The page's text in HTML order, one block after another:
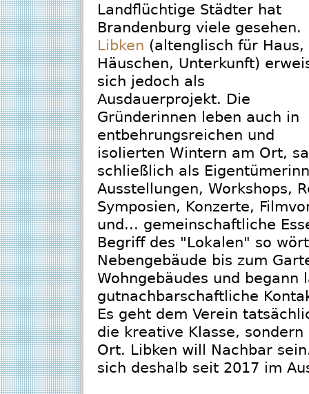
Landflüchtige Städter hat
Brandenburg viele gesehen.
Libken (altenglisch für Haus,
Häuschen, Unterkunft)
sich jedoch als
Ausdauerprojekt. Die
Gründerinnen leben auch in
entbehrungsreichen und
isolierten Wintern am Ort,
schließlich als
Ausstellungen, Workshops,
Symposien, Konzerte,
und... gemeinschaftliche
Begriff des "Lokalen" so
Nebengebäude bis zum
Wohngebäudes und
gutnachbarschaftliche
Es geht dem Verein
die kreative Klasse,
Ort. Libken will Nachbar
sich deshalb seit 2017 im